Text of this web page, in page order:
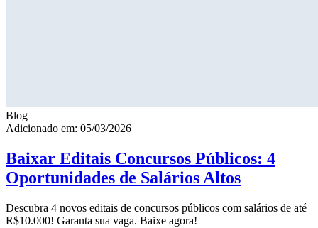
Blog
Adicionado em: 05/03/2026
Baixar Editais Concursos Públicos: 4
Oportunidades de Salários Altos
Descubra 4 novos editais de concursos públicos com salários de até
R$10.000! Garanta sua vaga. Baixe agora!